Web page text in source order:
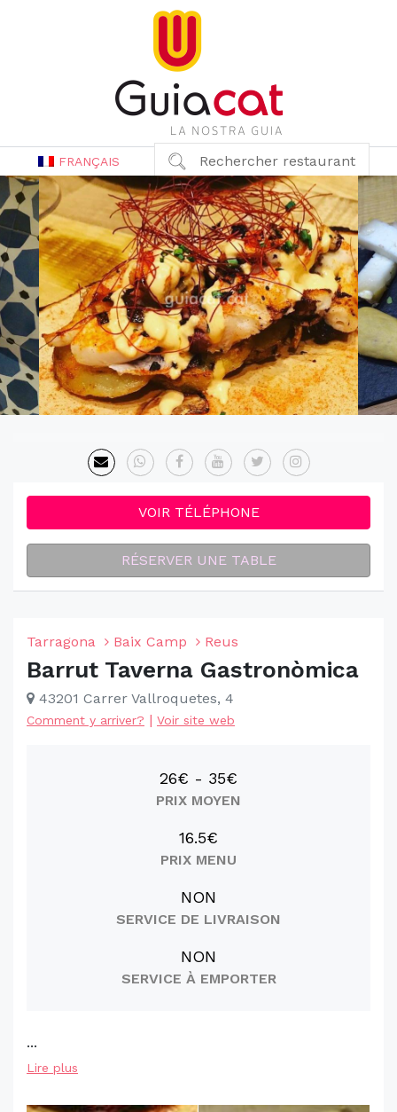
FRANÇAIS Rechercher restaurant
VOIR TÉLÉPHONE
RÉSERVER UNE TABLE
Tarragona Baix Camp Reus
Barrut Taverna Gastronòmica
43201 Carrer Vallroquetes, 4
Comment y arriver? | Voir site web
26€ - 35€
PRIX MOYEN
16.5€
PRIX MENU
NON
SERVICE DE LIVRAISON
NON
SERVICE À EMPORTER
...
Lire plus